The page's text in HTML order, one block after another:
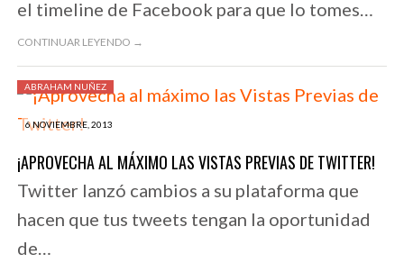
el timeline de Facebook para que lo tomes…
CONTINUAR LEYENDO →
6 NOVIEMBRE, 2013
ABRAHAM NUÑEZ
¡APROVECHA AL MÁXIMO LAS VISTAS PREVIAS DE TWITTER!
Twitter lanzó cambios a su plataforma que
hacen que tus tweets tengan la oportunidad
de…